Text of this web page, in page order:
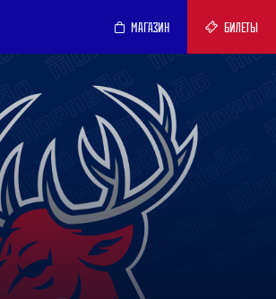
МАГАЗИН БИЛЕТЫ